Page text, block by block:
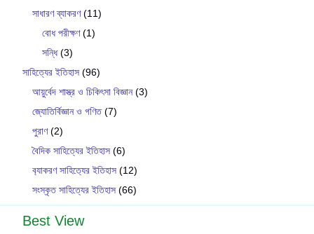
সাধারণ ব্যাকরণ(11)
বোধ পরীক্ষণ(1)
সন্ধি(3)
সাহিত্যের ইতিহাস (96)
আয়ুর্বেদ শাস্ত্র ও চিকিৎসা বিজ্ঞান(3)
জ্যোতির্বিজ্ঞান ও গণিত(7)
পুরাণ(2)
বৈদিক সাহিত্যের ইতিহাস (6)
ব‍্যাকরণ সাহিত‍্যের ইতিহাস (12)
সংস্কৃত সাহিত্যের ইতিহাস (66)
Best View